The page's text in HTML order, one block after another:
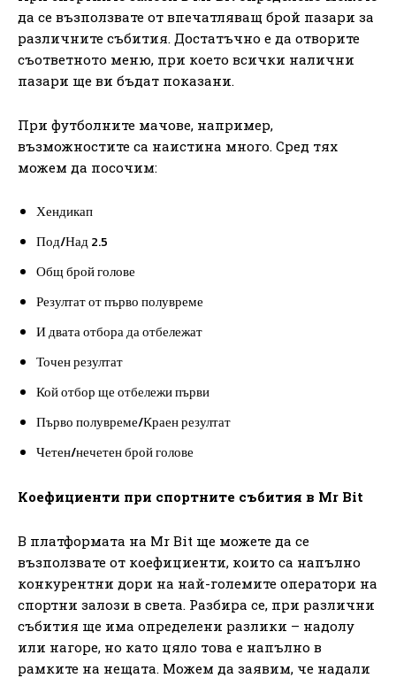
да се възползвате от впечатляващ брой пазари за
различните събития. Достатъчно е да отворите
съответното меню, при което всички налични
пазари ще ви бъдат показани.
При футболните мачове, например,
възможностите са наистина много. Сред тях
можем да посочим:
Хендикап
Под/Над 2.5
Общ брой голове
Резултат от първо полувреме
И двата отбора да отбележат
Точен резултат
Кой отбор ще отбележи първи
Първо полувреме/Краен резултат
Четен/нечетен брой голове
Коефициенти при спортните събития в Mr Bit
В платформата на Mr Bit ще можете да се
възползвате от коефициенти, които са напълно
конкурентни дори на най-големите оператори на
спортни залози в света. Разбира се, при различни
събития ще има определени разлики – надолу
или нагоре, но като цяло това е напълно в
рамките на нещата. Можем да заявим, че надали